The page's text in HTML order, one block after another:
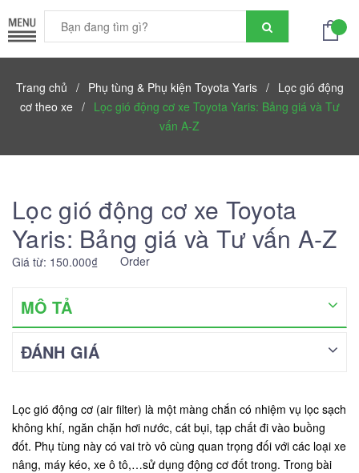
Trang chủ / Phụ tùng & Phụ kiện Toyota Yaris / Lọc gió động
cơ theo xe / Lọc gió động cơ xe Toyota Yaris: Bảng giá và Tư
vấn A-Z
Lọc gió động cơ xe Toyota
Yaris: Bảng giá và Tư vấn A-Z
Giá từ: 150.000₫ Order
MÔ TẢ
ĐÁNH GIÁ
Lọc gió động cơ (air filter) là một màng chắn có nhiệm vụ lọc sạch
không khí, ngăn chặn hơi nước, cát bụi, tạp chất đi vào buồng
đốt. Phụ tùng này có vai trò vô cùng quan trọng đối với các loại xe
nâng, máy kéo, xe ô tô,…sử dụng động cơ đốt trong. Trong bài